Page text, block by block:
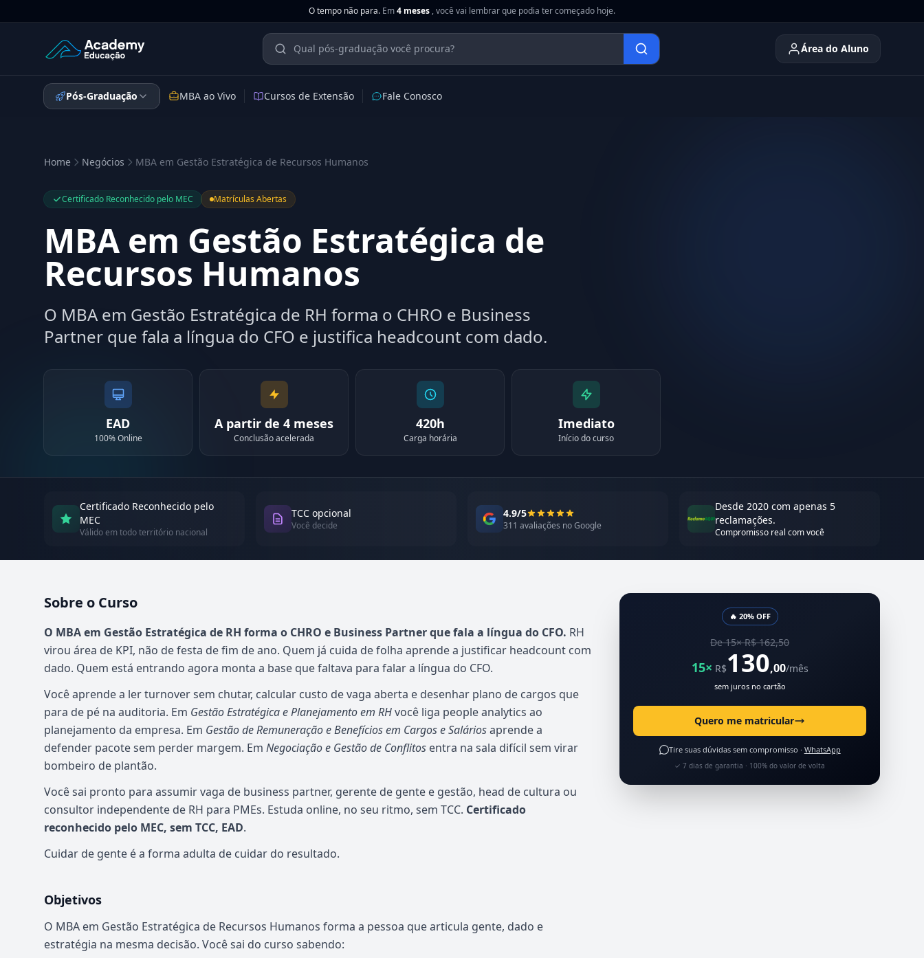
O tempo não para. Em4 meses , você vai lembrar que podia ter começado hoje.
Academy Educação — Página Inicial Área do Aluno
Pós-Graduação MBA ao Vivo Cursos de Extensão Fale Conosco
Home Negócios MBA em Gestão Estratégica de Recursos Humanos
Certificado Reconhecido pelo MEC Matrículas Abertas
MBA em Gestão Estratégica de
Recursos Humanos
O MBA em Gestão Estratégica de RH forma o CHRO e Business
Partner que fala a língua do CFO e justifica headcount com dado.
EAD
100% Online
A partir de 4 meses
Conclusão acelerada
420h
Carga horária
Imediato
Início do curso
Certificado Reconhecido pelo
MEC
Válido em todo território nacional
TCC opcional
Você decide
4.9/5
311 avaliações no Google
Desde 2020 com apenas 5
reclamações.
Compromisso real com você
Sobre o Curso
Atualizado em abril de 2026
O MBA em Gestão Estratégica de RH forma o CHRO e Business Partner que fala a língua do CFO. RH
virou área de KPI, não de festa de fim de ano. Quem já cuida de folha aprende a justificar headcount com
dado. Quem está entrando agora monta a base que faltava para falar a língua do CFO.
Você aprende a ler turnover sem chutar, calcular custo de vaga aberta e desenhar plano de cargos que
para de pé na auditoria. Em Gestão Estratégica e Planejamento em RHvocê liga people analytics ao
planejamento da empresa. Em Gestão de Remuneração e Benefícios em Cargos e Saláriosaprende a
defender pacote sem perder margem. Em Negociação e Gestão de Conflitos entra na sala difícil sem virar
bombeiro de plantão.
Você sai pronto para assumir vaga de business partner, gerente de gente e gestão, head de cultura ou
consultor independente de RH para PMEs. Estuda online, no seu ritmo, sem TCC. Certificado
reconhecido pelo MEC, sem TCC, EAD.
Cuidar de gente é a forma adulta de cuidar do resultado.
Objetivos
O MBA em Gestão Estratégica de Recursos Humanos forma a pessoa que articula gente, dado e
estratégia na mesma decisão. Você sai do curso sabendo:
🔥 20% OFF
De 15× R$ 162,50
15× R$130,00/mês
sem juros no cartão
Quero me matricular
Tire suas dúvidas sem compromisso · WhatsApp
✓ 7 dias de garantia · 100% do valor de volta